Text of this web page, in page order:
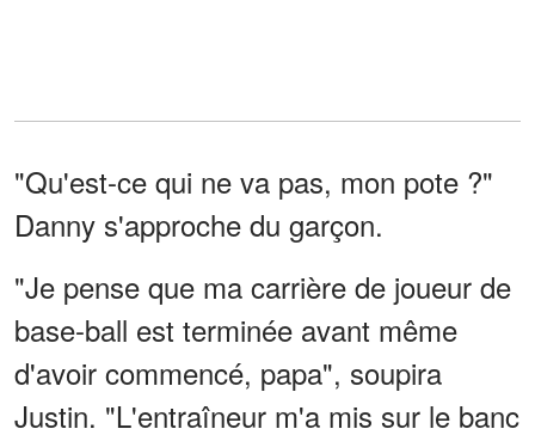
"Qu'est-ce qui ne va pas, mon pote ?"
Danny s'approche du garçon.
"Je pense que ma carrière de joueur de
base-ball est terminée avant même
d'avoir commencé, papa", soupira
Justin. "L'entraîneur m'a mis sur le banc